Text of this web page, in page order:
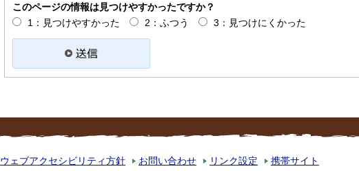
このページの情報は見つけやすかったですか？
1：見つけやすかった
2：ふつう 3：見つけにくかった
ウェブアクセシビリティ方針 お問い合わせ リンク設定 携帯サイト